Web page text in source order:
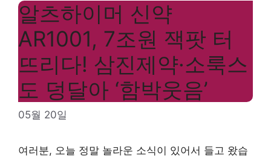
알츠하이머 신약
AR1001, 7조원 잭팟 터
뜨리다! 삼진제약·소룩스
도 덩달아 ‘함박웃음’
05월 20일
여러분, 오늘 정말 놀라운 소식이 있어서 들고 왔습